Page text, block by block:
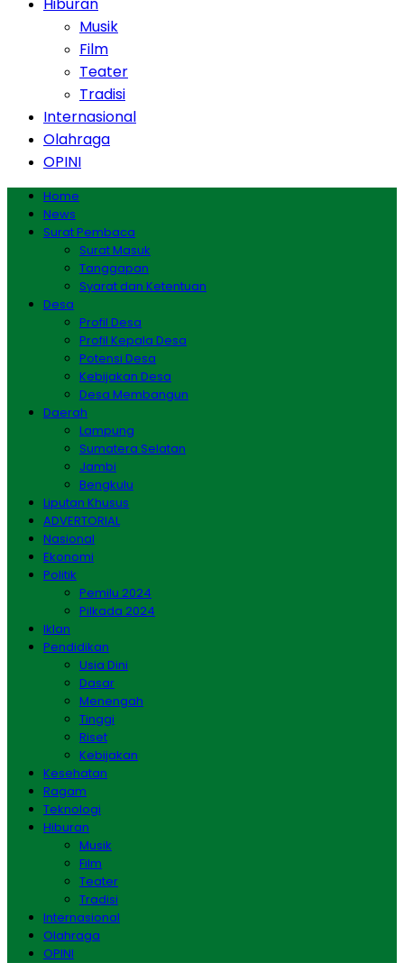
Musik
Film
Teater
Tradisi
Internasional
Olahraga
OPINI
Home
News
Surat Pembaca
Surat Masuk
Tanggapan
Syarat dan Ketentuan
Desa
Profil Desa
Profil Kepala Desa
Potensi Desa
Kebijakan Desa
Desa Membangun
Daerah
Lampung
Sumatera Selatan
Jambi
Bengkulu
Liputan Khusus
ADVERTORIAL
Nasional
Ekonomi
Politik
Pemilu 2024
Pilkada 2024
Iklan
Pendidikan
Usia Dini
Dasar
Menengah
Tinggi
Riset
Kebijakan
Kesehatan
Ragam
Teknologi
Hiburan
Musik
Film
Teater
Tradisi
Internasional
Olahraga
OPINI